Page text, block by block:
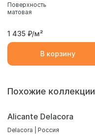
Поверхность
матовая
1 435 ₽/м²
В корзину
Похожие коллекции
Alicante Delacora
Delacora | Россия